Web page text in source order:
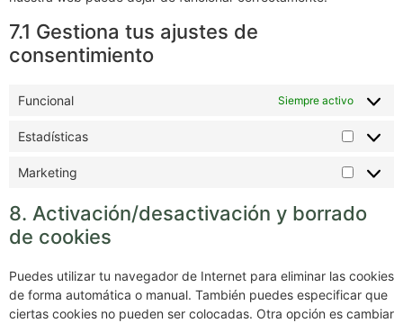
7.1 Gestiona tus ajustes de
consentimiento
Funcional Siempre activo
Estadísticas
Marketing
8. Activación/desactivación y borrado
de cookies
Puedes utilizar tu navegador de Internet para eliminar las cookies
de forma automática o manual. También puedes especificar que
ciertas cookies no pueden ser colocadas. Otra opción es cambiar